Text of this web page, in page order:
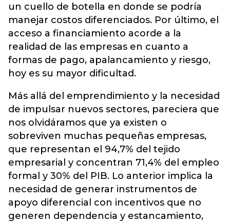
un cuello de botella en donde se podría
manejar costos diferenciados. Por último, el
acceso a financiamiento acorde a la
realidad de las empresas en cuanto a
formas de pago, apalancamiento y riesgo,
hoy es su mayor dificultad.
Más allá del emprendimiento y la necesidad
de impulsar nuevos sectores, pareciera que
nos olvidáramos que ya existen o
sobreviven muchas pequeñas empresas,
que representan el 94,7% del tejido
empresarial y concentran 71,4% del empleo
formal y 30% del PIB. Lo anterior implica la
necesidad de generar instrumentos de
apoyo diferencial con incentivos que no
generen dependencia y estancamiento,